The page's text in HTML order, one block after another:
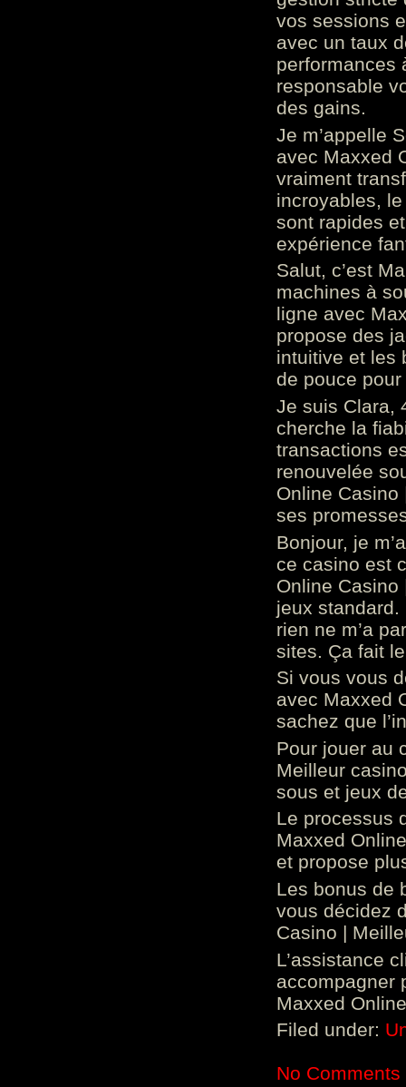
vos sessions
avec un taux
performances
responsable
des gains.
Je m’appelle
avec Maxxed
vraiment
incroyables,
sont rapides
expérience
Salut, c’est
machines à
ligne avec
propose des
intuitive et les
de pouce
Je suis Clara,
cherche la
transactions
renouvelée
Online
ses
Bonjour, je
ce casino est
Online
jeux standard.
rien ne m’a
sites. Ça fait
Si vous vous
avec Maxxed
sachez que
Pour jouer au
Meilleur
sous et jeux
Le processus
Maxxed
et propose
Les bonus de
vous décidez
Casino |
L’assistance
accompagner
Maxxed
Filed under:
No Comments